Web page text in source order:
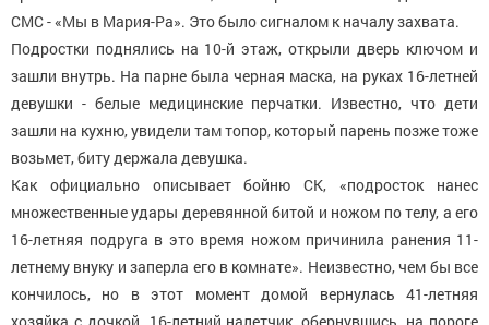
СМС - «Мы в Мария-Ра». Это было сигналом к началу захвата.
Подростки поднялись на 10-й этаж, открыли дверь ключом и
зашли внутрь. На парне была черная маска, на руках 16-летней
девушки - белые медицинские перчатки. Известно, что дети
зашли на кухню, увидели там топор, который парень позже тоже
возьмет, биту держала девушка.
Как официально описывает бойню СК, «подросток нанес
множественные удары деревянной битой и ножом по телу, а его
16-летняя подруга в это время ножом причинила ранения 11-
летнему внуку и заперла его в комнате». Неизвестно, чем бы все
кончилось, но в этот момент домой вернулась 41-летняя